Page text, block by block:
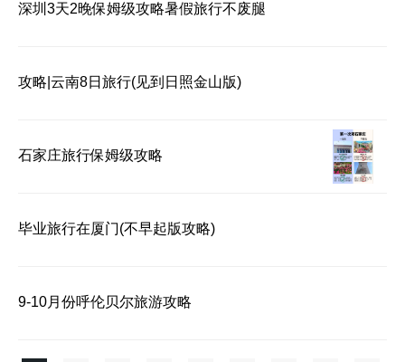
深圳3天2晚保姆级攻略️暑假旅行不废腿
攻略|云南8日旅行(见到日照金山版)
石家庄旅行保姆级攻略
毕业旅行在厦门(不早起版攻略)
9-10月份呼伦贝尔旅游攻略